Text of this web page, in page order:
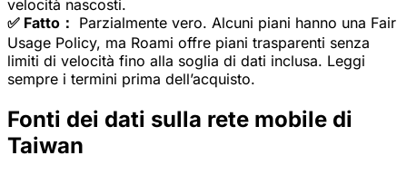
velocità nascosti.
✅ Fatto： Parzialmente vero. Alcuni piani hanno una Fair
Usage Policy, ma Roami offre piani trasparenti senza
limiti di velocità fino alla soglia di dati inclusa. Leggi
sempre i termini prima dell’acquisto.
Fonti dei dati sulla rete mobile di
Taiwan